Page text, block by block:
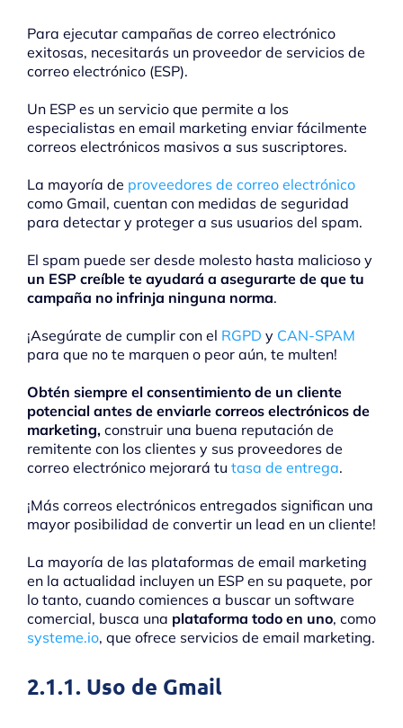
Para ejecutar campañas de correo electrónico
exitosas, necesitarás un proveedor de servicios de
correo electrónico (ESP).
Un ESP es un servicio que permite a los
especialistas en email marketing enviar fácilmente
correos electrónicos masivos a sus suscriptores.
La mayoría de proveedores de correo electrónico
como Gmail, cuentan con medidas de seguridad
para detectar y proteger a sus usuarios del spam.
El spam puede ser desde molesto hasta malicioso y
un ESP creíble te ayudará a asegurarte de que tu
campaña no infrinja ninguna norma.
¡Asegúrate de cumplir con el RGPD y CAN-SPAM
para que no te marquen o peor aún, te multen!
Obtén siempre el consentimiento de un cliente
potencial antes de enviarle correos electrónicos de
marketing, construir una buena reputación de
remitente con los clientes y sus proveedores de
correo electrónico mejorará tu tasa de entrega.
¡Más correos electrónicos entregados significan una
mayor posibilidad de convertir un lead en un cliente!
La mayoría de las plataformas de email marketing
en la actualidad incluyen un ESP en su paquete, por
lo tanto, cuando comiences a buscar un software
comercial, busca una plataforma todo en uno, como
systeme.io, que ofrece servicios de email marketing.
2.1.1. Uso de Gmail